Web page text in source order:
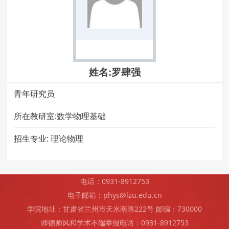
姓名:罗肆强
青年研究员
所在教研室:数学物理基础
招生专业: 理论物理
电话：0931-8912753
电子邮箱：phys@lzu.edu.cn
学院地址：甘肃省兰州市天水南路222号 邮编：730000
师德师风和学术不端举报电话：0931-8912753